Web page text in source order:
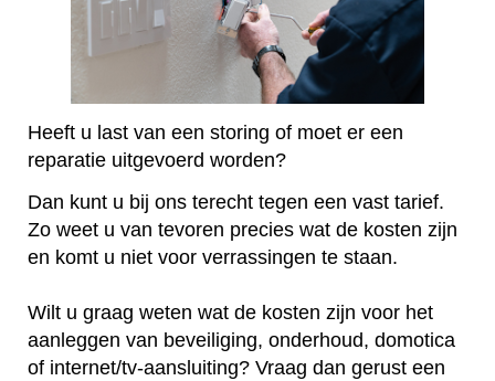
Heeft u last van een storing of moet er een
reparatie uitgevoerd worden?
Dan kunt u bij ons terecht tegen een vast tarief.
Zo weet u van tevoren precies wat de kosten zijn
en komt u niet voor verrassingen te staan.
Wilt u graag weten wat de kosten zijn voor het
aanleggen van beveiliging, onderhoud, domotica
of internet/tv-aansluiting? Vraag dan gerust een